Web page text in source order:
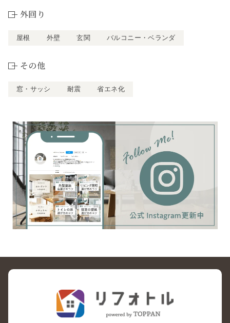
外回り
屋根 外壁 玄関 バルコニー・ベランダ
その他
窓・サッシ 耐震 省エネ化